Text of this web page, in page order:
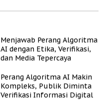
Menjawab Perang Algoritma
AI dengan Etika, Verifikasi,
dan Media Tepercaya
Perang Algoritma AI Makin
Kompleks, Publik Diminta
Verifikasi Informasi Digital